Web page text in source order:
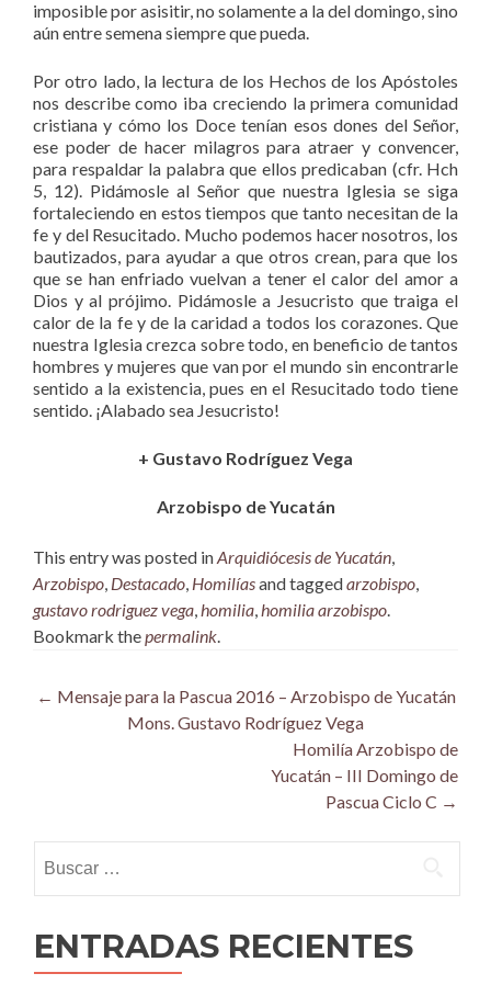
imposible por asisitir, no solamente a la del domingo, sino
aún entre semena siempre que pueda.
Por otro lado, la lectura de los Hechos de los Apóstoles
nos describe como iba creciendo la primera comunidad
cristiana y cómo los Doce tenían esos dones del Señor,
ese poder de hacer milagros para atraer y convencer,
para respaldar la palabra que ellos predicaban (cfr. Hch
5, 12). Pidámosle al Señor que nuestra Iglesia se siga
fortaleciendo en estos tiempos que tanto necesitan de la
fe y del Resucitado. Mucho podemos hacer nosotros, los
bautizados, para ayudar a que otros crean, para que los
que se han enfriado vuelvan a tener el calor del amor a
Dios y al prójimo. Pidámosle a Jesucristo que traiga el
calor de la fe y de la caridad a todos los corazones. Que
nuestra Iglesia crezca sobre todo, en beneficio de tantos
hombres y mujeres que van por el mundo sin encontrarle
sentido a la existencia, pues en el Resucitado todo tiene
sentido. ¡Alabado sea Jesucristo!
+ Gustavo Rodríguez Vega
Arzobispo de Yucatán
This entry was posted inArquidiócesis de Yucatán,
Arzobispo, Destacado, Homilíasand taggedarzobispo,
gustavo rodriguez vega,homilia,homilia arzobispo.
Bookmark thepermalink.
Post
navigation
← Mensaje para la Pascua 2016 – Arzobispo de Yucatán
Mons. Gustavo Rodríguez Vega
Homilía Arzobispo de
Yucatán – III Domingo de
Pascua Ciclo C →
ENTRADAS RECIENTES